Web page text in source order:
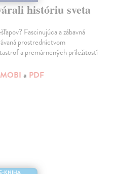
históriu sveta
Fascinujúca a zábavná
prostredníctvom
a premárnených príležitostí
MOBI a PDF
E-KNIHA